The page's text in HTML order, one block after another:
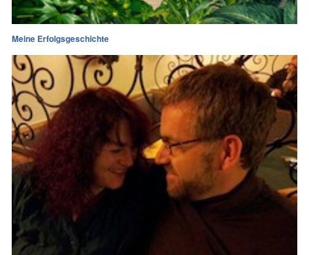
Meine Erfolgsgeschichte